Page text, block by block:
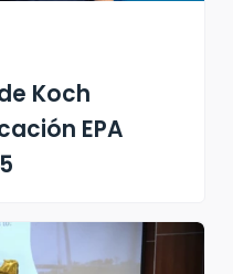
Koch
EPA